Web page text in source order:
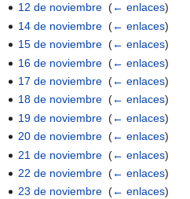
12 de noviembre ‎(← enlaces)
14 de noviembre ‎(← enlaces)
15 de noviembre ‎(← enlaces)
16 de noviembre ‎(← enlaces)
17 de noviembre ‎(← enlaces)
18 de noviembre ‎(← enlaces)
19 de noviembre ‎(← enlaces)
20 de noviembre ‎(← enlaces)
21 de noviembre ‎(← enlaces)
22 de noviembre ‎(← enlaces)
23 de noviembre ‎(← enlaces)